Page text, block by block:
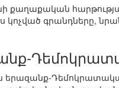
հարթության
կոչված գրանդները,